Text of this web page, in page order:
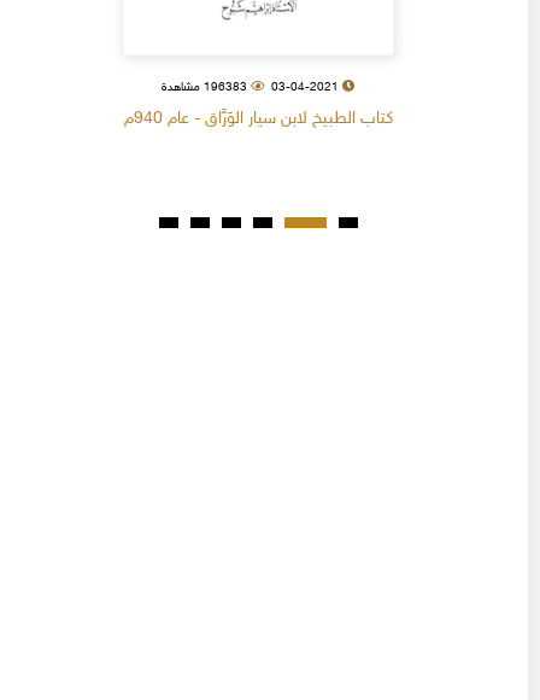
03-04-2021 196383 مشاهدة
كتاب الطبيخ لابن سيار الوَرَّاق - عام 940م